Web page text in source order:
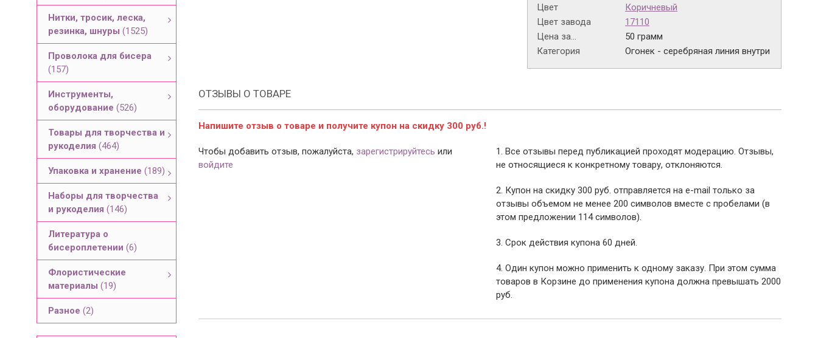
Нитки, тросик, леска,
резинка, шнуры (1525)
Проволока для бисера
(157)
Инструменты,
оборудование (526)
Товары для творчества и
рукоделия (464)
Упаковка и хранение (189)
Наборы для творчества
и рукоделия (146)
Литература о
бисероплетении (6)
Флористические
материалы (19)
Разное (2)
Цвет
Коричневый
Цвет завода
17110
Цена за...
50 грамм
Категория
Огонек - серебряная линия внутри
ОТЗЫВЫ О ТОВАРЕ
Напишите отзыв о товаре и получите купон на скидку 300 руб.!
Чтобы добавить отзыв, пожалуйста, зарегистрируйтесь или
войдите
1. Все отзывы перед публикацией проходят модерацию. Отзывы,
не относящиеся к конкретному товару, отклоняются.
2. Купон на скидку 300 руб. отправляется на e-mail только за
отзывы объемом не менее 200 символов вместе с пробелами (в
этом предложении 114 символов).
3. Срок действия купона 60 дней.
4. Один купон можно применить к одному заказу. При этом сумма
товаров в Корзине до применения купона должна превышать 2000
руб.